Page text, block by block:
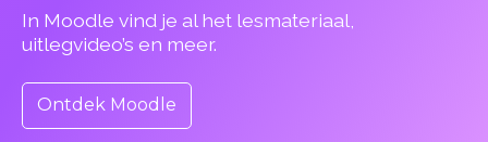
In Moodle vind je al het lesmateriaal,
uitlegvideo’s en meer.
Ontdek Moodle